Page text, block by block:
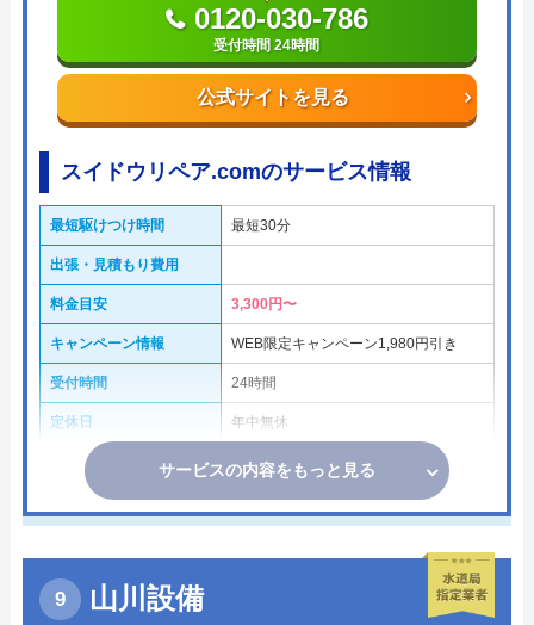
公式サイトを見る
0120-030-786
受付時間 24時間
スイドウリペア.comのサービス情報
最短駆けつけ時間 最短30分
出張・見積もり費用
料金目安 3,300円〜
キャンペーン情報 WEB限定キャンペーン1,980円引き
受付時間 24時間
定休日 年中無休
サービスの内容をもっと見る
山川設備